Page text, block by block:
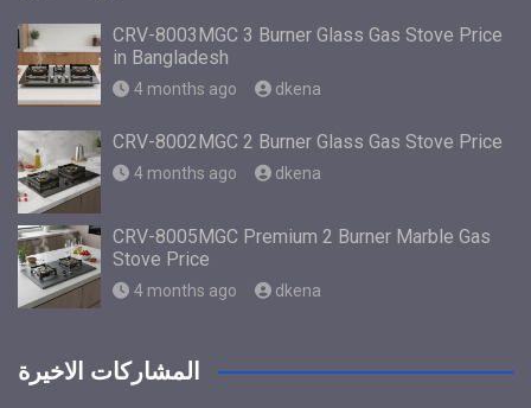
CRV-8003MGC 3 Burner Glass Gas Stove Price
in Bangladesh
4 months ago dkena
CRV-8002MGC 2 Burner Glass Gas Stove Price
4 months ago dkena
CRV-8005MGC Premium 2 Burner Marble Gas
Stove Price
4 months ago dkena
المشاركات الاخيرة